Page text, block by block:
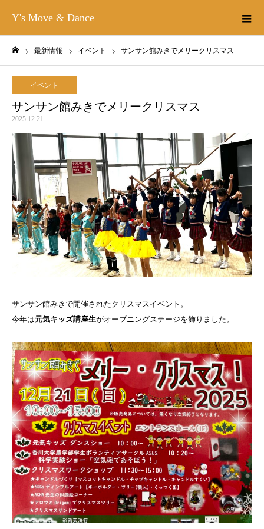
Y's Move & Dance
最新情報 イベント サンサン館みきでメリークリスマス
イベント
サンサン館みきでメリークリスマス
2025.12.21
サンサン館みきで開催されたクリスマスイベント。
今年は元気キッズ講座生がオープニングステージを飾りました。